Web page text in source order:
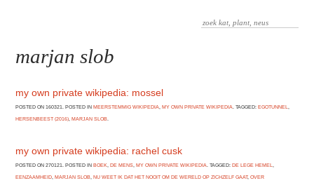
marjan slob
my own private wikipedia: mossel
POSTED ON 160321. POSTED INMEERSTEMMIG WIKIPEDIA ,MY OWN PRIVATE WIKIPEDIA . TAGGED:EGOTUNNEL
HERSENBEEST (2016) ,MARJAN SLOB
my own private wikipedia: rachel cusk
POSTED ON 270121. POSTED INBOEK,DE MENS,MY OWN PRIVATE WIKIPEDIA. TAGGED:DE LEGE HEMEL,
EENZAAMHEID,MARJAN SLOB,NU WEET IK DAT HET NOOIT OM DE WERELD OP ZICHZELF GAAT,OVER